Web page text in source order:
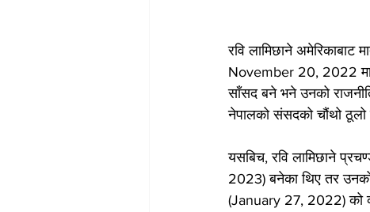
रवि लामिछाने अमेरिकाबाट
November 20, 2022 मा
साँसद बने भने उनको
नेपालको संसदको चौंथो
यसबिच, रवि लामिछाने
2023) बनेका थिए तर उनको
(January 27, 2022) को